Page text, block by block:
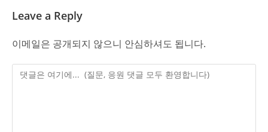
Leave a Reply
이메일은 공개되지 않으니 안심하셔도 됩니다.
Comment